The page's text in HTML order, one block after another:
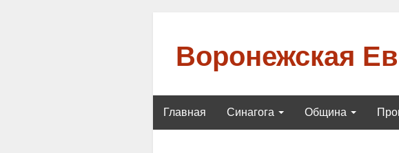
Воронежская
Главная Синагога Община